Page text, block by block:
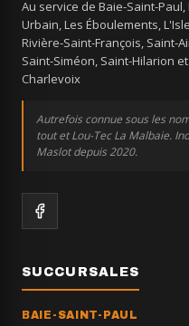
Au service de Baie-Saint-
Urbain, Les Éboulements,
Rivière-Saint-François, Saint-
Saint-Siméon, Saint-Hilarion
Charlevoix
Autrefois connue sous les
tout et Lou-Tec La Malbaie.
Maslot depuis 2020.
SUCCURSALES
BAIE-SAINT-PAUL